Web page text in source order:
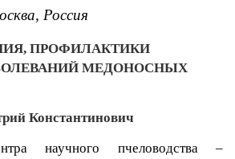
Россия
ПРОФИЛАКТИКИ
МЕДОНОСНЫХ
Константинович
научного пчеловодства –